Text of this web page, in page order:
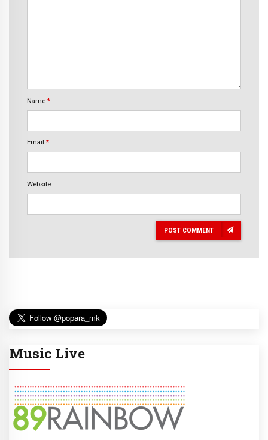
Name *
Email *
Website
POST COMMENT
Music Live